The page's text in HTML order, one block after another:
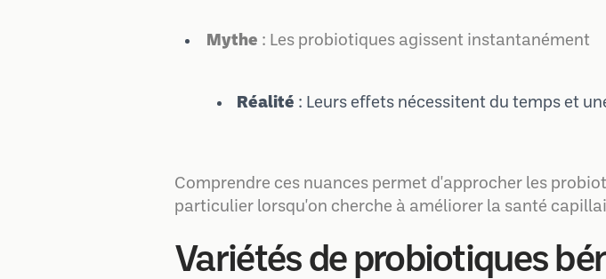
Mythe : Les probiotiques agissent instantanément
Réalité : Leurs effets nécessitent du temps et
Comprendre ces nuances permet d'approcher les
particulier lorsqu'on cherche à améliorer la santé
Variétés de probiotiques